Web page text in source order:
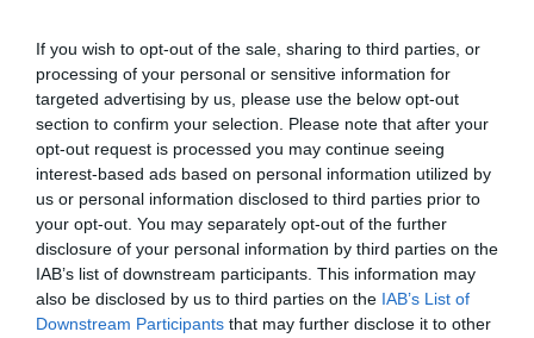
If you wish to opt-out of the sale, sharing to third parties, or
processing of your personal or sensitive information for
targeted advertising by us, please use the below opt-out
section to confirm your selection. Please note that after your
opt-out request is processed you may continue seeing
interest-based ads based on personal information utilized by
us or personal information disclosed to third parties prior to
your opt-out. You may separately opt-out of the further
disclosure of your personal information by third parties on the
IAB’s list of downstream participants. This information may
also be disclosed by us to third parties on the IAB’s List of
Downstream Participants that may further disclose it to other
στην Εύβοια – Τι έργα γίνονται –
Δείτε εικόνες
10.08.2026 | 11:40
Αύγουστος στην Εύβοια: Τι θα
γίνει αύριο στα σοκάκια αυτού
χωριού
10.08.2026 | 11:20
Η Λίμνη Ευβοίας γίνεται σημείο
συνάντησης των γεύσεων της
Στερεάς Ελλάδας
ήρθε… «καυτό»
Πέθανε κτηνοτρόφος
μετά τη θανάτωση του
κοπαδιού του
Εορτολόγιο: Ποιοι
γιορτάζουν σήμερα,
Δευτέρα 10 Αυγούστου